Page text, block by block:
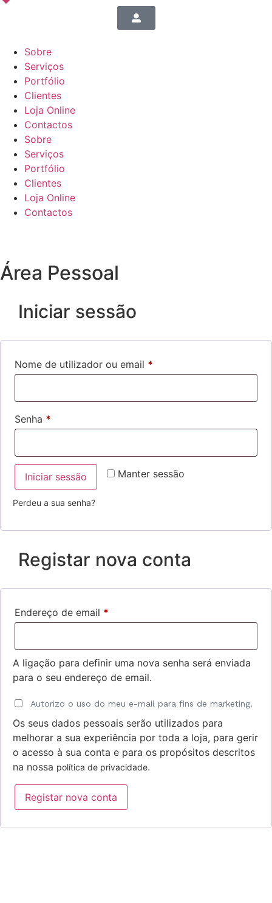
Sobre
Serviços
Portfólio
Clientes
Loja Online
Contactos
Sobre
Serviços
Portfólio
Clientes
Loja Online
Contactos
Área Pessoal
Iniciar sessão
Nome de utilizador ou email *
Senha *
Manter sessão
Iniciar sessão
Perdeu a sua senha?
Registar nova conta
Endereço de email *
A ligação para definir uma nova senha será enviada
para o seu endereço de email.
Autorizo o uso do meu e-mail para fins de marketing.
Os seus dados pessoais serão utilizados para
melhorar a sua experiência por toda a loja, para gerir
o acesso à sua conta e para os propósitos descritos
na nossa política de privacidade.
Registar nova conta